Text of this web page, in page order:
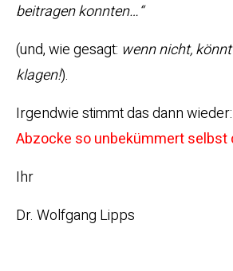
beitragen konnten…“
(und, wie gesagt: wenn nicht,
klagen!).
Irgendwie stimmt das dann wieder:
Abzocke so unbekümmert selbst
Ihr
Dr. Wolfgang Lipps